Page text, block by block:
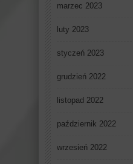
marzec 2023
luty 2023
styczeń 2023
grudzień 2022
listopad 2022
październik 2022
wrzesień 2022